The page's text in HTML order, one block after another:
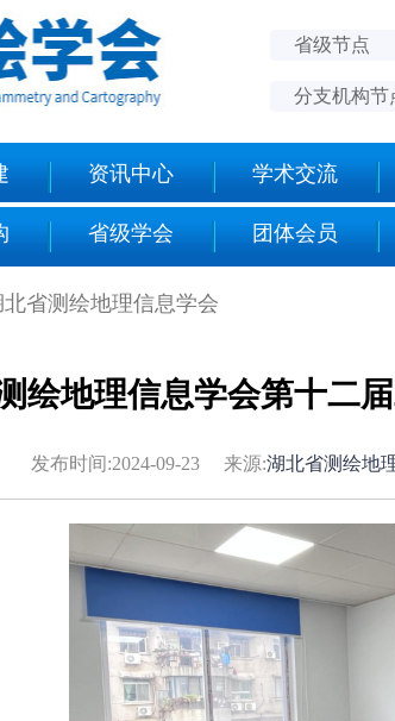
省级节点
分支机构节
资讯中心 学术交流
省级学会 团体会员
北省测绘地理信息学会
绘地理信息学会第十二
发布时间:2024-09-23 来源:湖北省测绘地